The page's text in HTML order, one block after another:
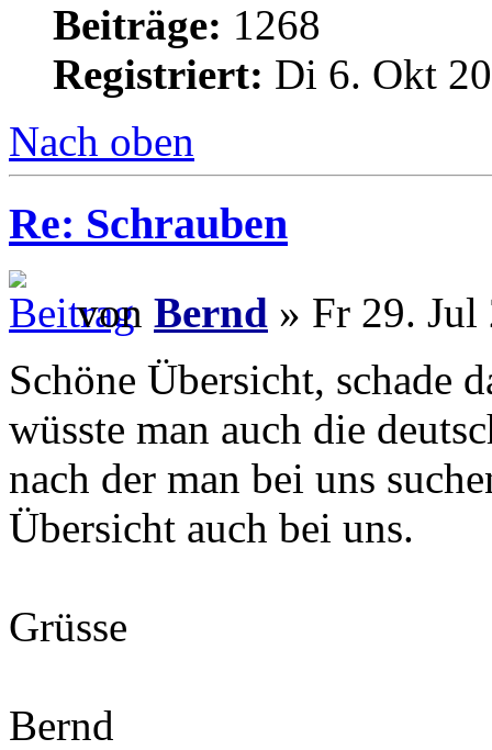
Beiträge: 1268
Registriert: Di 6. Okt
Nach oben
Re: Schrauben
von Bernd » Fr 29. Jul
Schöne Übersicht, schade
wüsste man auch die
nach der man bei uns
Übersicht auch bei uns.
Grüsse
Bernd